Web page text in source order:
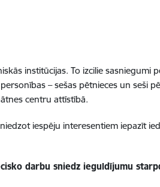
institūcijas. To izcilie sasniegumi
– sešas pētnieces un seši
centru attīstībā.
iespēju interesentiem iepazīt
darbu sniedz ieguldījumu